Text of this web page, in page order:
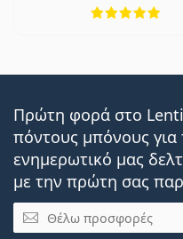
Πρώτη φορά στο
πόντους μπόνους
ενημερωτικό μας
με την πρώτη σας
Email